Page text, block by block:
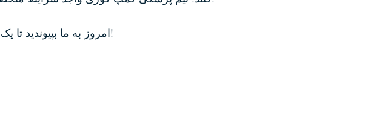
امروز به ما بپیوندید تا یک تجربه کمپ بی نظیر پر از سرگرمی و ماجراجویی با پشتیبانی یک تیم پزشکی اختصاصی!